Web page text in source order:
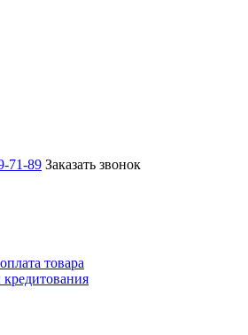
71-89 Заказать звонок
товара